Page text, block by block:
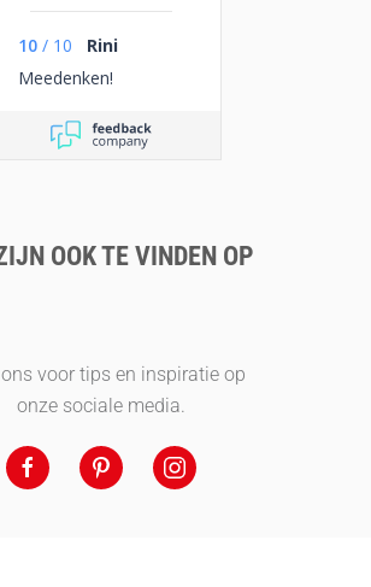
10 / 10
Rini
Meedenken!
OOK TE VINDEN OP
voor tips en inspiratie op
onze sociale media.